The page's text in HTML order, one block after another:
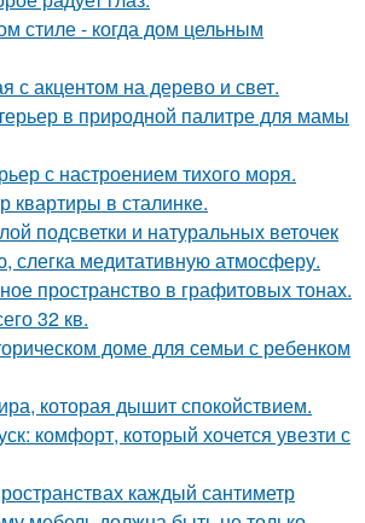
стиле - когда дом цельным
с акцентом на дерево и свет.
в природной палитре для мамы
с настроением тихого моря.
квартиры в сталинке.
подсветки и натуральных веточек
слегка медитативную атмосферу.
пространство в графитовых тонах.
32 кв.
доме для семьи с ребенком
которая дышит спокойствием.
комфорт, который хочется увезти с
каждый сантиметр